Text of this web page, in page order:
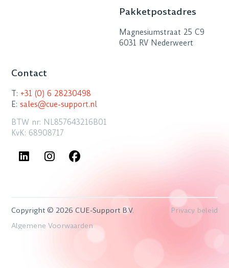
Pakketpostadres
Magnesiumstraat 25 C9
6031 RV Nederweert
Contact
T: +31 (0) 6 28230498
E:sales@cue-support.nl
BTW nr: NL857643216B01
KvK: 68908717
Copyright © 2026 CUE-Support B.V.
Privacy beleid
Algemene Voorwaarden